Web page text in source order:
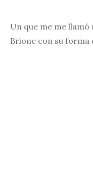
Un que me me
Brione con su forma